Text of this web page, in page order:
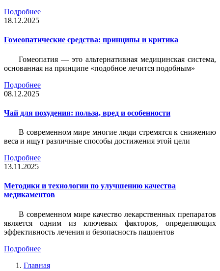
Подробнее
18.12.2025
Гомеопатические средства: принципы и критика
Гомеопатия — это альтернативная медицинская система,
основанная на принципе «подобное лечится подобным»
Подробнее
08.12.2025
Чай для похудения: польза, вред и особенности
В современном мире многие люди стремятся к снижению
веса и ищут различные способы достижения этой цели
Подробнее
13.11.2025
Методики и технологии по улучшению качества
медикаментов
В современном мире качество лекарственных препаратов
является одним из ключевых факторов, определяющих
эффективность лечения и безопасность пациентов
Подробнее
Главная